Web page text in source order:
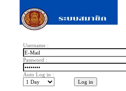
Username :
Password :
Auto Log in :